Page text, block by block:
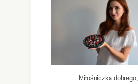
Miłośniczka dobrego,